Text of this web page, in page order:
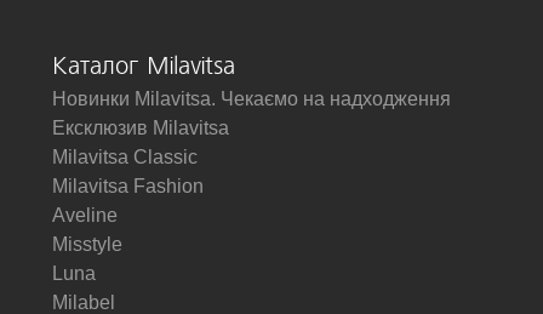
Каталог Milavitsa
Новинки Milavitsa. Чекаємо на надходження
Ексклюзив Milavitsa
Milavitsa Classic
Milavitsa Fashion
Aveline
Misstyle
Luna
Milabel